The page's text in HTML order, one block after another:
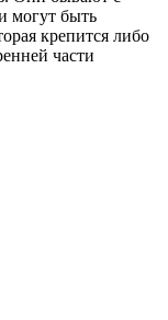
могут быть
крепится либо
части